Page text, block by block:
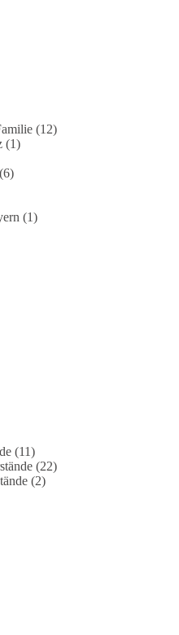
„Demokratie-Bestatter“
sondern ein teures,
eine Auswertung der
Strom nicht billiger,
blick/fehlschlag-
rekordausbau-von-
erzeugt-ld.10006607
Energiepreise und
der Demokratie-
Auf Facebook ansehen
statt
sowie deren
Gipfel in der Türkei.
(12)
(1)
(6)
(1)
(11)
(22)
(2)